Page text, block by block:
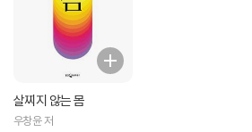
살찌지 않는 몸
우창윤 저